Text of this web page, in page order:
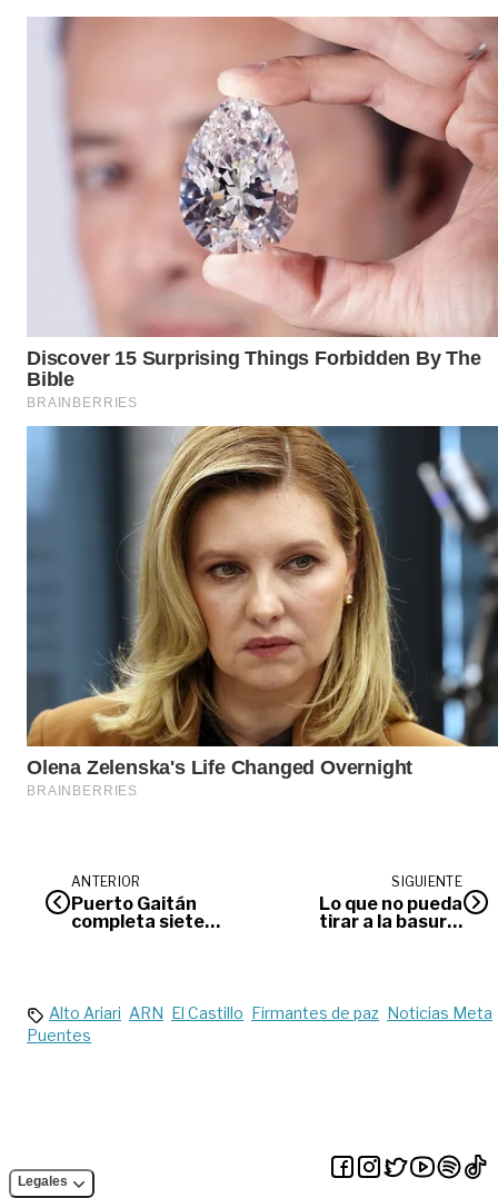
ANTERIOR
Puerto Gaitán
completa siete
SIGUIENTE
Lo que no pueda
tirar a la basura,
Alto Ariari ARN El Castillo Firmantes de paz Noticias Meta
Puentes
Legales